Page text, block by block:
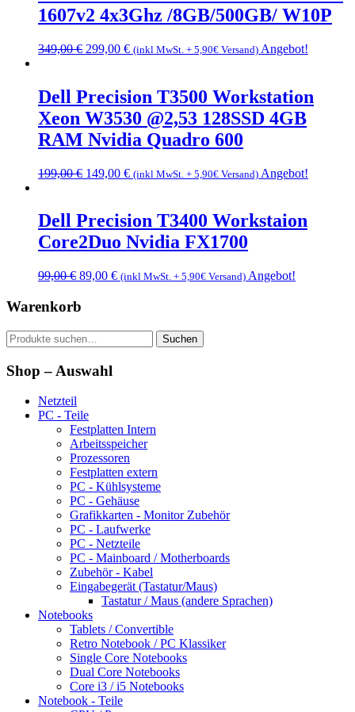
1607v2 4x3Ghz /8GB/500GB/ W10P
349,00€ Ursprünglicher
349,00 €
299,00 €Aktueller
299,00 €.
(inkl MwSt. + 5,90€ Versand) Angebot!
Dell Precision T3500 Workstation
Xeon W3530 @2,53 128SSD 4GB
RAM Nvidia Quadro 600
199,00€ Ursprünglicher
199,00 €
149,00 €Aktueller
149,00 €.
(inkl MwSt. + 5,90€ Versand) Angebot!
Dell Precision T3400 Workstaion
Core2Duo Nvidia FX1700
99,00€ Ursprünglicher
war:
89,00 €Aktueller
(inkl MwSt. + 5,90€ Versand) Angebot!
Warenkorb
Suche
nach:
Suchen
Shop – Auswahl
Netzteil
PC - Teile
Festplatten Intern
Arbeitsspeicher
Prozessoren
Festplatten extern
PC - Kühlsysteme
PC - Gehäuse
Grafikkarten - Monitor Zubehör
PC - Laufwerke
PC - Netzteile
PC - Mainboard / Motherboards
Zubehör - Kabel
Eingabegerät (Tastatur/Maus)
Tastatur / Maus (andere Sprachen)
Notebooks
Tablets / Convertible
Retro Notebook / PC Klassiker
Single Core Notebooks
Dual Core Notebooks
Core i3 / i5 Notebooks
Notebook - Teile